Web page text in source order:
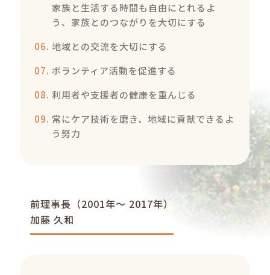
家族と生活する時間も自由にとれるよ
う、家族とのつながりを大切にする
地域との交流を大切にする
ボランティア活動を促進する
利用者や支援者の健康を重んじる
常にケア技術を磨き、地域に貢献できるよ
う努力
前理事長（2001年～ 2017年）
加藤 久和